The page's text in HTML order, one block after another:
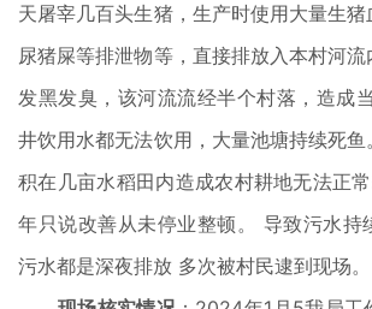
天屠宰几百头生猪，生产时使用大量生
尿猪屎等排泄物等，直接排放入本村河
发黑发臭，该河流流经半个村落，造成
井饮用水都无法饮用，大量池塘持续死
积在几亩水稻田内造成农村耕地无法正
年只说改善从未停业整顿。 导致污水持
污水都是深夜排放 多次被村民逮到现场。